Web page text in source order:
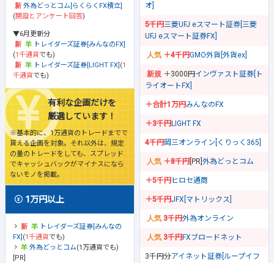
外為どっとコム[らくらくFX積立]
(開設とアンケート回答)
▼6月更新分
トレイダーズ証券[みんなのFX]
(1千通貨でも)
トレイダーズ証券[LIGHT FX] (1
千通貨でも)
有利な企画だけを
厳選しています！
※基本的に、1万通貨のトレードまでで
貰える企画を対象。それ以外は、規定
の量のトレードをしても、スプレッド
でキャッシュバックがマイナスになら
ないモノを掲載。
1万円以上
トレイダーズ証券[みんなの
FX] (1千通貨でも)
外為どっとコム(1万通貨でも)
[PR]
オ]
5千円三菱UFJ eスマート証券[三菱
UFJ eスマート証券FX]
＋4千円GMO外貨[外貨ex]
＋3000円 インヴァスト証券[ト
ライオートFX]
＋合計1万円みんなのFX
＋3千円LIGHT FX
4千円岡三オンライン[くりっく365]
＋8千円 [PR] 外為どっとコム
＋5千円ヒロセ通商
＋5千円JFX[マトリックス]
3千円外為オンライン
3千円FXブロードネット
3千円分アイネット証券[ループイフ